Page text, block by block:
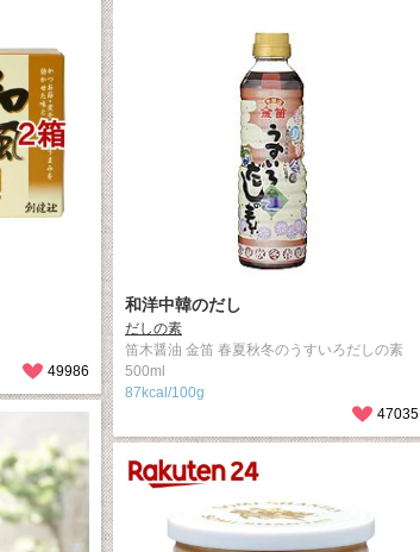
49986
和洋中韓のだし
だしの素
笛木醤油 金笛 春夏秋冬のうすいろだしの素
500ml
87kcal/100g
47035